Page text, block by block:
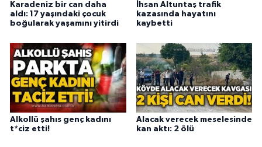
Karadeniz bir can daha
aldı: 17 yaşındaki çocuk
boğularak yaşamını yitirdi
İhsan Altuntaş trafik
kazasında hayatını
kaybetti
Alkollü şahıs genç kadını
t*ciz etti!
Alacak verecek meselesinde
kan aktı: 2 ölü